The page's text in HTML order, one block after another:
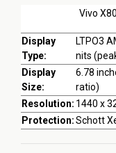
Vivo
Display
Type:
LTPO3
nits
Display
Size:
6.78
ratio)
Resolution: 1440 x
Protection:Schott